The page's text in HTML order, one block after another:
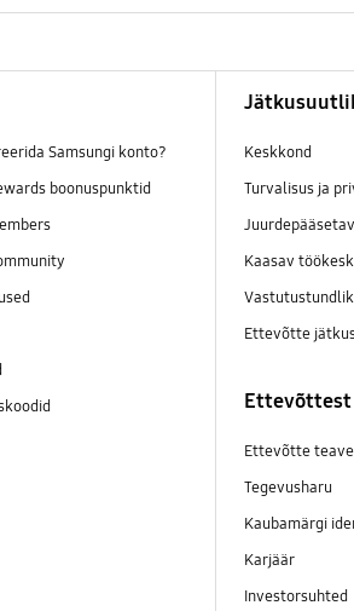
Samsungi konto?
boonuspunktid
Keskkond
Turvalisus ja
Kaasav
Ettevõtte
Ettevõttest
Ettevõtte teave
Tegevusharu
Kaubamärgi
Karjäär
Investorsuhted